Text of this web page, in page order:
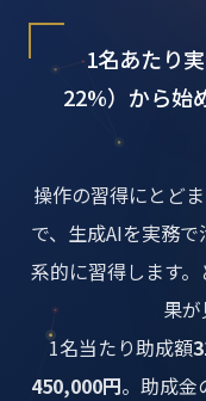
1名あたり
22%）から始
操作の習得にとどま
で、生成AIを実務
系的に習得します
果が
1名当たり助成額
450,000円。助成金